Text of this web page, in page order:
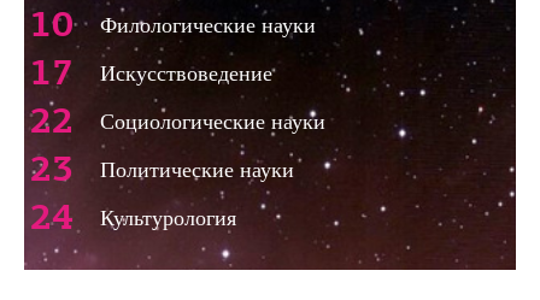
10 Филологические науки
17 Искусствоведение
22 Социологические науки
23 Политические науки
24 Культурология